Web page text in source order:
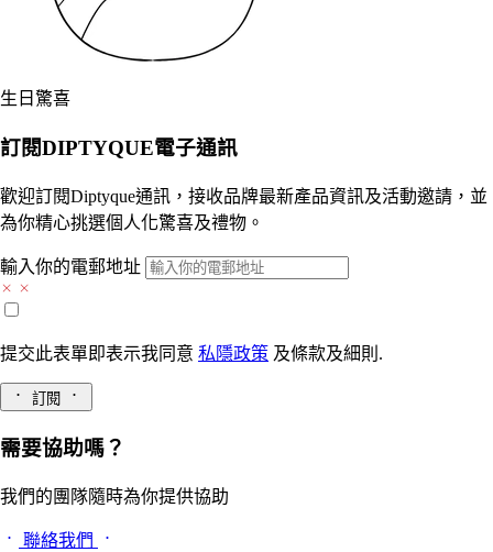
生日驚喜
訂閱DIPTYQUE電子通訊
歡迎訂閱Diptyque通訊，接收品牌最新產品資訊及活動邀請，並
為你精心挑選個人化驚喜及禮物。
輸入你的電郵地址
提交此表單即表示我同意 私隱政策 及條款及細則.
訂閱
需要協助嗎？
我們的團隊隨時為你提供協助
聯絡我們